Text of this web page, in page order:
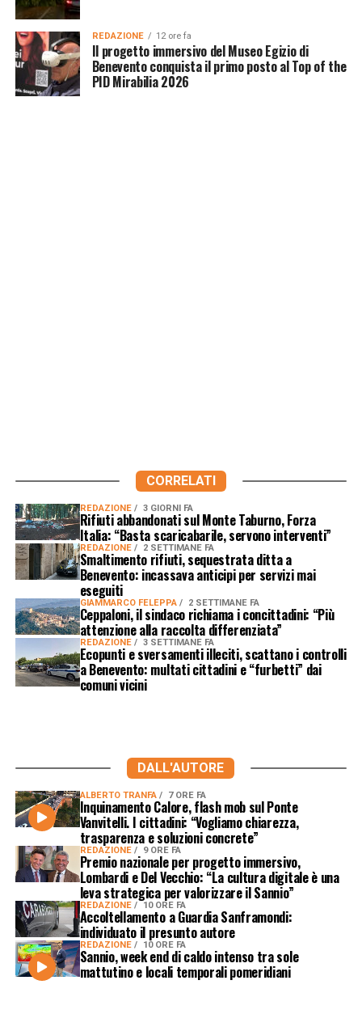
REDAZIONE 12 ore fa
Il progetto immersivo del Museo Egizio di
Benevento conquista il primo posto al Top of the
PID Mirabilia 2026
CORRELATI
REDAZIONE 3 GIORNI FA
Rifiuti abbandonati sul Monte Taburno, Forza
Italia: “Basta scaricabarile, servono interventi”
REDAZIONE 2 SETTIMANE FA
Smaltimento rifiuti, sequestrata ditta a
Benevento: incassava anticipi per servizi mai
eseguiti
GIAMMARCO FELEPPA 2 SETTIMANE FA
Ceppaloni, il sindaco richiama i concittadini: “Più
attenzione alla raccolta differenziata”
REDAZIONE 3 SETTIMANE FA
Ecopunti e sversamenti illeciti, scattano i controlli
a Benevento: multati cittadini e “furbetti” dai
comuni vicini
DALL'AUTORE
ALBERTO TRANFA 7 ORE FA
Inquinamento Calore, flash mob sul Ponte
Vanvitelli. I cittadini: “Vogliamo chiarezza,
trasparenza e soluzioni concrete”
REDAZIONE 9 ORE FA
Premio nazionale per progetto immersivo,
Lombardi e Del Vecchio: “La cultura digitale è una
leva strategica per valorizzare il Sannio”
REDAZIONE 10 ORE FA
Accoltellamento a Guardia Sanframondi:
individuato il presunto autore
REDAZIONE 10 ORE FA
Sannio, week end di caldo intenso tra sole
mattutino e locali temporali pomeridiani